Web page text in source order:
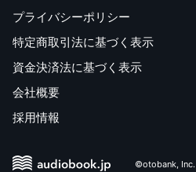
プライバシーポリシー
特定商取引法に基づく表示
資金決済法に基づく表示
会社概要
採用情報
©otobank, Inc.